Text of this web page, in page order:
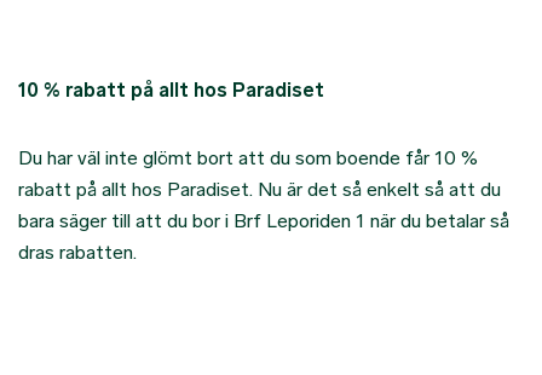
10 % rabatt på allt hos Paradiset
Du har väl inte glömt bort att du som boende får 10 %
rabatt på allt hos Paradiset. Nu är det så enkelt så att du
bara säger till att du bor i Brf Leporiden 1 när du betalar så
dras rabatten.